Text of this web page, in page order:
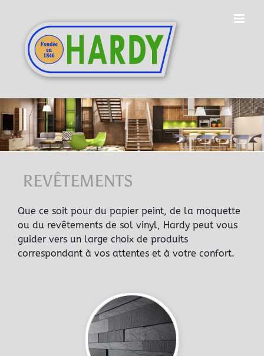
REVÊTEMENTS
Que ce soit pour du papier peint, de la moquette
ou du revêtements de sol vinyl, Hardy peut vous
guider vers un large choix de produits
correspondant à vos attentes et à votre confort.